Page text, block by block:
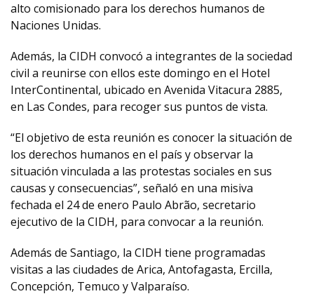
alto comisionado para los derechos humanos de
Naciones Unidas.
Además, la CIDH convocó a integrantes de la sociedad
civil a reunirse con ellos este domingo en el Hotel
InterContinental, ubicado en Avenida Vitacura 2885,
en Las Condes, para recoger sus puntos de vista.
“El objetivo de esta reunión es conocer la situación de
los derechos humanos en el país y observar la
situación vinculada a las protestas sociales en sus
causas y consecuencias”, señaló en una misiva
fechada el 24 de enero Paulo Abrão, secretario
ejecutivo de la CIDH, para convocar a la reunión.
Además de Santiago, la CIDH tiene programadas
visitas a las ciudades de Arica, Antofagasta, Ercilla,
Concepción, Temuco y Valparaíso.